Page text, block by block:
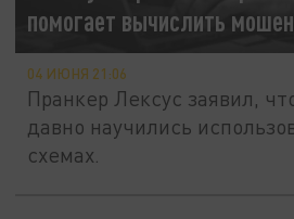
помогает вычислить
04 ИЮНЯ 21:06
Пранкер Лексус заявил,
давно научились
схемах.